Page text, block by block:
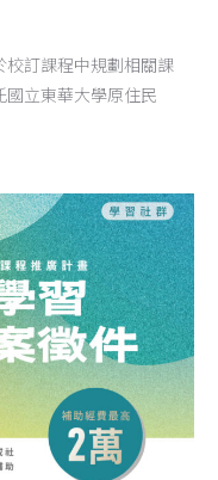
訂課程中規劃相關課
立東華大學原住民